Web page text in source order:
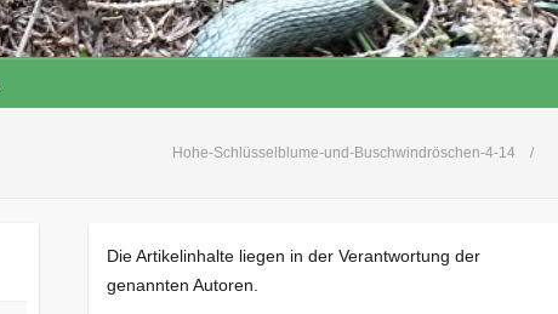
Hohe-Schlüsselblume-und-Buschwindröschen-4-14
Die Artikelinhalte liegen in der Verantwortung der
genannten Autoren.